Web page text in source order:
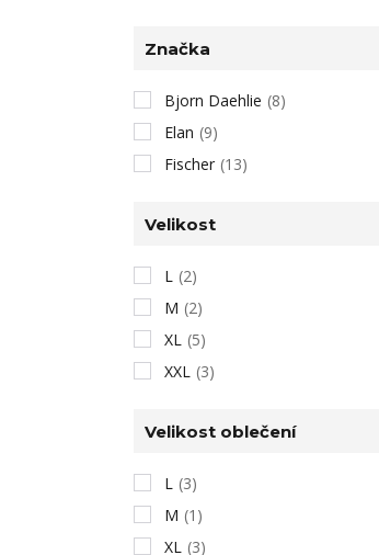
Značka
Bjorn Daehlie (8)
Elan (9)
Fischer (13)
Velikost
L (2)
M (2)
XL (5)
XXL (3)
Velikost oblečení
L (3)
M (1)
XL (3)